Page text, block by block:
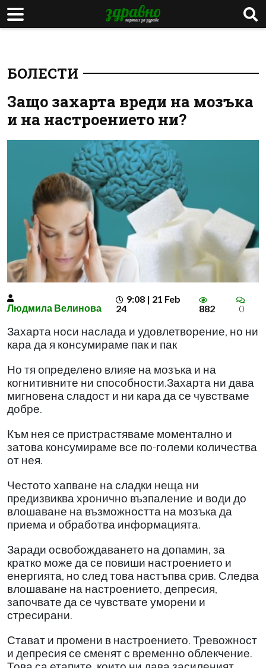
БОЛЕСТИ
Защо захарта вреди на мозъка
и на настроението ни?
Людмила Велинова
9:08 | 21 Feb
24
882 0
Захарта носи наслада и удовлетворение, но ни
кара да я консумираме пак и пак
Но тя определено влияе на мозъка и на
когнитивните ни способности.Захарта ни дава
мигновена сладост и ни кара да се чувстваме
добре.
Към нея се пристрастяваме моментално и
затова консумираме все по-големи количества
от нея.
Честото хапване на сладки неща ни
предизвиква хронично възпаление и води до
влошаване на възможността на мозъка да
приема и обработва информацията.
Заради освобождаването на допамин, за
кратко може да се повиши настроението и
енергията, но след това настъпва срив. Следва
влошаване на настроението, депресия,
започвате да се чувствате уморени и
стресирани.
Стават и промени в настроението. Тревожност
и депресия се сменят с временно облекчение.